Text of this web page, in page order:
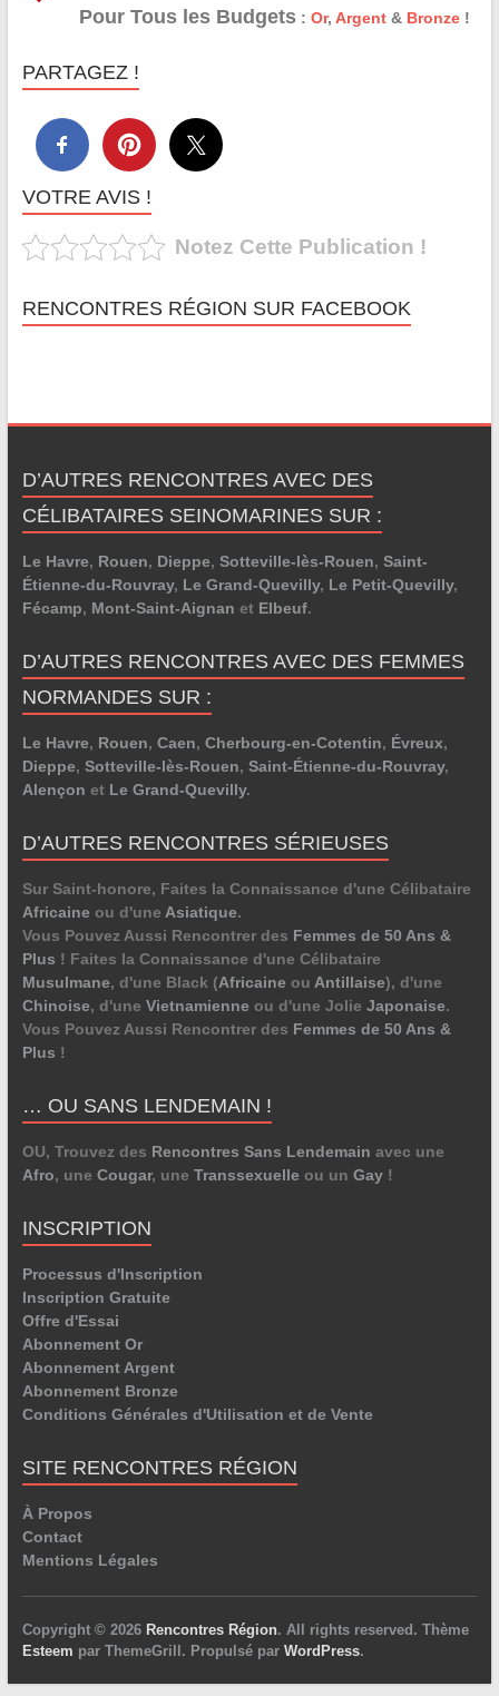
Pour Tous les Budgets: Or, Argent& Bronze!
PARTAGEZ !
VOTRE AVIS !
Notez Cette Publication !
RENCONTRES RÉGION SUR FACEBOOK
D’AUTRES RENCONTRES AVEC DES
CÉLIBATAIRES SEINOMARINES SUR :
Le Havre, Rouen, Dieppe, Sotteville-lès-Rouen, Saint-
Étienne-du-Rouvray, Le Grand-Quevilly, Le Petit-Quevilly,
Fécamp, Mont-Saint-Aignan et Elbeuf.
D’AUTRES RENCONTRES AVEC DES FEMMES
NORMANDES SUR :
Le Havre, Rouen, Caen, Cherbourg-en-Cotentin, Évreux,
Dieppe, Sotteville-lès-Rouen, Saint-Étienne-du-Rouvray,
Alençon et Le Grand-Quevilly.
D’AUTRES RENCONTRES SÉRIEUSES
Sur Saint-honore, Faites la Connaissance d'une Célibataire
Africaine ou d'une Asiatique.
Vous Pouvez Aussi Rencontrer des Femmes de 50 Ans &
Plus ! Faites la Connaissance d'une Célibataire
Musulmane, d'une Black (Africaine ou Antillaise), d'une
Chinoise, d'une Vietnamienne ou d'une Jolie Japonaise.
Vous Pouvez Aussi Rencontrer des Femmes de 50 Ans &
Plus !
… OU SANS LENDEMAIN !
OU, Trouvez des Rencontres Sans Lendemain avec une
Afro, une Cougar, une Transsexuelle ou un Gay!
INSCRIPTION
Processus d'Inscription
Inscription Gratuite
Offre d'Essai
Abonnement Or
Abonnement Argent
Abonnement Bronze
Conditions Générales d'Utilisation et de Vente
SITE RENCONTRES RÉGION
À Propos
Contact
Mentions Légales
Copyright © 2026 Rencontres Région. All rights reserved. Thème
Esteem par ThemeGrill. Propulsé par WordPress.